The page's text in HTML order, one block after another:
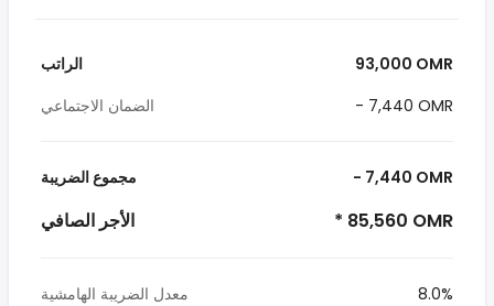
الراتب
93,000 OMR
الضمان الاجتماعي
- 7,440 OMR
مجموع الضريبة - 7,440 OMR
الأجر الصافي * 85,560 OMR
معدل الضريبة الهامشية
8.0%